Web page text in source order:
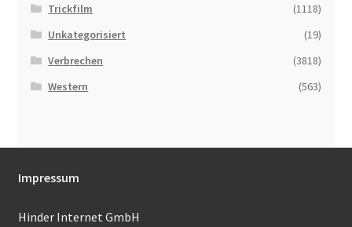
Trickfilm
(1118)
Unkategorisiert
(19)
Verbrechen
(3818)
Western
(563)
Impressum
Hinder Internet GmbH